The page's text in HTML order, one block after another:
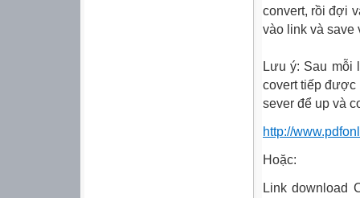
convert, rồi đợi
vào link và save
Lưu ý: Sau mỗi
covert tiếp được
sever để up và
http://
Hoặc:
Link download